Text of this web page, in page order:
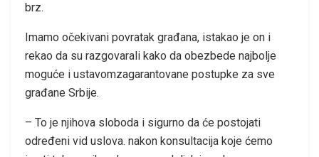
brz.
Imamo očekivani povratak građana, istakao je on i
rekao da su razgovarali kako da obezbede najbolje
moguće i ustavomzagarantovane postupke za sve
građane Srbije.
– To je njihova sloboda i sigurno da će postojati
određeni vid uslova. nakon konsultacija koje ćemo